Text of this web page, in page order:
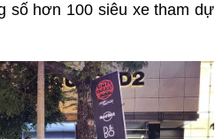
số hơn 100 siêu xe tham dự